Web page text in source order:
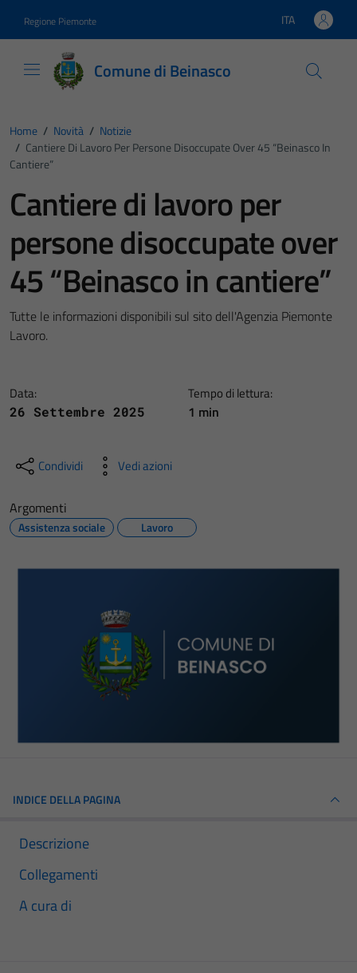
Regione Piemonte Lingua attiva:
ITA
Comune di Beinasco
Home / Novità / Notizie
/ Cantiere Di Lavoro Per Persone Disoccupate Over 45 “Beinasco In
Cantiere”
Cantiere di lavoro per
persone disoccupate over
45 “Beinasco in cantiere”
Tutte le informazioni disponibili sul sito dell'Agenzia Piemonte
Lavoro.
Data:
26 Settembre 2025
Tempo di lettura:
1 min
Condividi Vedi azioni
Argomenti
Assistenza sociale Lavoro
INDICE DELLA PAGINA
Descrizione
Collegamenti
A cura di